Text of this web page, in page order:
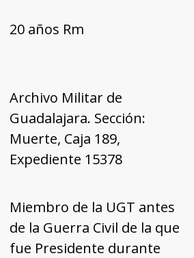
20 años Rm
Archivo Militar de
Guadalajara. Sección:
Muerte, Caja 189,
Expediente 15378
Miembro de la UGT antes
de la Guerra Civil de la que
fue Presidente durante